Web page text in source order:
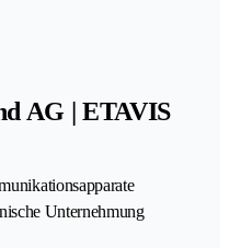
AG | ETAVIS
Unternehmung